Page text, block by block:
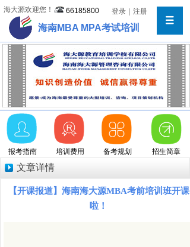
海大源欢迎您！ 66185800 登录 注册
海南MBA MPA考试培训
报考指南 培训费用 招生简章
备考规划
文章详情
【开课报道】海南海大源MBA考前培训班开课
啦！